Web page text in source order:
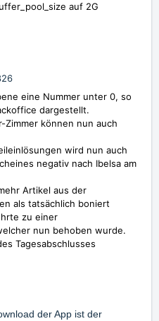
auf 2G
eine Nummer unter 0, so
dargestellt.
Zimmer können nun auch
wird nun auch
negativ nach Ibelsa am
Artikel aus der
als tatsächlich boniert
zu einer
nun behoben wurde.
Tagesabschlusses
der App ist der